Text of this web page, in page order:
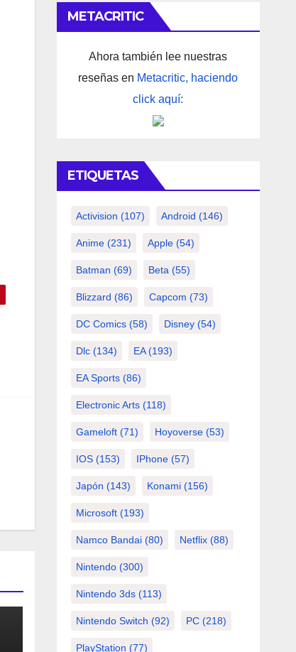
METACRITIC
Ahora también lee nuestras
reseñas en Metacritic, haciendo
click aquí:
ETIQUETAS
Activision (107) Android (146)
Anime(231) Apple(54)
Batman (69) Beta (55)
Blizzard (86) Capcom (73)
DC Comics(58) Disney(54)
Dlc(134) EA(193)
EA Sports(86)
Electronic Arts(118)
Gameloft(71) Hoyoverse(53)
IOS(153) IPhone(57)
Japón (143) Konami(156)
Microsoft(193)
Namco Bandai(80) Netflix(88)
Nintendo(300)
Nintendo 3ds(113)
Nintendo Switch (92) PC(218)
PlayStation (77)